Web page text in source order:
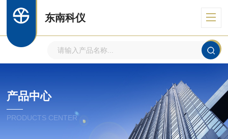
东南科仪
产品中心
PRODUCTS CENTER